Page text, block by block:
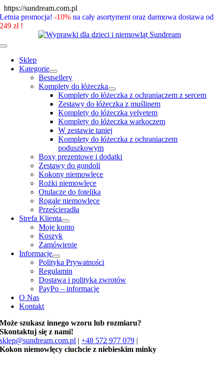
https://sundream.com.pl
to
Letnia promocja!-10% na cały asortyment oraz darmowa dostawa od
249 zł !
Toggle
Navigation
Sklep
Kategorie
Bestsellery
Komplety do łóżeczka
Komplety do łóżeczka z ochraniaczem z sercem
Zestawy do łóżeczka z muślinem
Komplety do łóżeczka velvetem
Komplety do łóżeczka warkoczem
W zestawie taniej
Komplety do łóżeczka z ochraniaczem
poduszkowym
Boxy prezentowe i dodatki
Zestawy do gondoli
Kokony niemowlęce
Rożki niemowlęce
Otulacze do fotelika
Rogale niemowlęce
Prześcieradła
Strefa Klienta
Moje konto
Koszyk
Zamówienie
Informacje
Polityka Prywatności
Regulamin
Dostawa i polityka zwrotów
PayPo – informacje
O Nas
Kontakt
Może szukasz innego wzoru lub rozmiaru?
Skontaktuj się z nami!
sklep@sundream.com.pl |+48 572 977 079 |
Kokon niemowlęcy ciuchcie z niebieskim minky